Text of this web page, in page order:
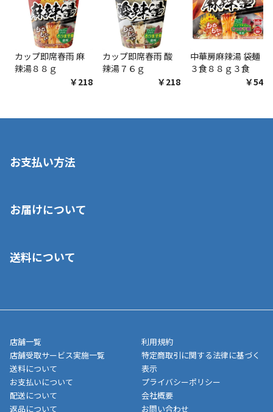
カップ即席春雨 麻
辣湯８８ｇ
￥218
カップ即席春雨 酸
辣湯７６ｇ
￥218
中華房麻辣湯 袋麺
３食８８ｇ３食
￥548
お支払い方法
いいただくことはできません。ご了承ください。
■代金引換(代引)※手数料がかかります
■商品によっては一部決済方法が使用できない場合がございま
す。
お届けについて
ご注文が確認出来次第、1～4営業日に発送いたします。「お取り
業日にてお引渡しとなります。(離島などの場合、例外もあります)
メーカー直送品など一部商品については、その他商品との購入に
制限がかかる場合がございます。また発送日についても、通常と
異なる場合がございます。対象商品の説明ページをご確認くださ
い。
■店舗受取をご選択いただいた場合
送料について
店舗一覧
店舗受取サービス実施一覧
送料について
お支払いについて
配送について
返品について
利用規約
特定商取引に関する法律に基づく
表示
プライバシーポリシー
会社概要
お問い合わせ